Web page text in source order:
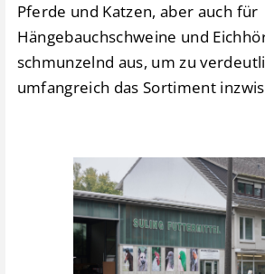
Pferde und Katzen, aber auch für
Hängebauchschweine und
schmunzelnd aus, um zu
umfangreich das Sortiment